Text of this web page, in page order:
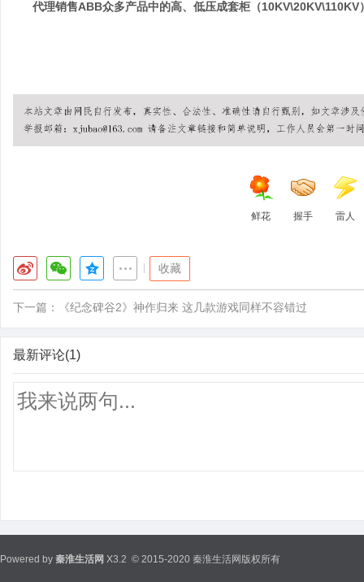
代理销售ABB众多产品中的高、低压成套柜（10KV\20KV\110KV
鲜花 握手 雷人
收藏
下一篇： 《纪念碑谷2》神作归来 这几款游戏同样不容错过
最新评论(1)
Powered by 秦淮生活网 X3.2 © 2015-2020 秦淮生活网版权所有